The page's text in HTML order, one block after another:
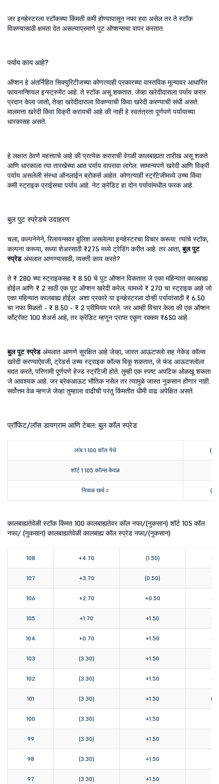
जर इन्व्हेस्टरला स्टॉकच्या किंमती कमी होण्यापासून नफा हवा असेल तर ते स्टॉक
विकण्यासाठी क्षमता देत असल्याप्रमाणे पुट ऑप्शन्सचा वापर करतात.
पर्याय काय आहे?
ऑप्शन हे अंतर्निहित सिक्युरिटीजच्या कोणत्याही प्रकारच्या वास्तविक मूल्यावर आधारित
फायनान्शियल इन्स्ट्रुमेंट आहे. ते स्टॉक असू शकतात. जेव्हा खरेदीदाराला पर्याय करार
प्रदान केला जातो, तेव्हा खरेदीदाराला विकण्याची किंवा खरेदी करण्याची संधी असते.
मालमत्ता खरेदी किंवा विक्री करायची आहे की नाही हे स्वतंत्रता पूर्णपणे पर्यायाच्या
धारकासह असते.
हे लक्षात ठेवणे महत्त्वाचे आहे की प्रत्येक कराराची वेगळी कालबाह्यता तारीख असू शकते
आणि धारकाला त्या तारखेच्या आत पर्याय वापरावा लागेल. सामान्यपणे खरेदी आणि विक्री
पर्याय असलेली संस्था ऑनलाईन ब्रोकर्स आहेत. कोणत्याही स्ट्रॅटेजीमध्ये उच्च किंवा
कमी स्ट्राइक प्राईसचा पर्याय आहे. नेट क्रेडिट हा दोन पर्यायांमधील फरक आहे.
बुल पुट स्प्रेडचे उदाहरण
चला, कल्पनेनेने, रिलायन्सवर बुलिश असलेल्या इन्व्हेस्टरचा विचार करूया. त्यांचे स्टॉक,
कल्पना करूया, सध्या शेअरसाठी ₹275 मध्ये ट्रेडिंग करीत आहे. तर आता,बुल पुट
स्प्रेडअंमलात आणण्यासाठी, व्यक्ती काय करते?
ते ₹ 280 च्या स्ट्राइकसह ₹ 8.50 चे पुट ऑप्शन विकतात जे एका महिन्यात कालबाह्य
होईल आणि ₹ 2 साठी एक पुट ऑप्शन खरेदी करेल; यामध्ये ₹ 270 चा स्ट्राइक आहे जो
एका महिन्यात कालबाह्य होईल. अशा प्रकारे या इन्व्हेस्टरला दोन्ही पर्यायांसाठी ₹ 6.50
चा नफा मिळतो - ₹ 8.50 - ₹ 2 प्रीमियम भरले. जर आम्ही विचार केला की एक ऑप्शन
काँट्रॅक्ट 100 शेअर्स आहे, तर क्रेडिट म्हणून प्राप्त एकूण रक्कम ₹650 आहे.
बुल पुट स्प्रेडअंमलात आणणे सुरक्षित आहे जेव्हा, जास्त आऊटफ्लो सह नेकेड कॉल्स
खरेदी करण्याऐवजी, ट्रेडर्स उच्च स्ट्राइक कॉल्स विकू शकतात, जे फंड आऊटफ्लोला
मदत करते, परिणामी पूर्णपणे हेज्ड स्ट्रॅटेजी होते. तुम्ही एक स्पष्ट अपटिक ओळखू शकता
जे आवश्यक आहे. जर ब्रेकआऊट भौतिक नसेल तर त्यामुळे जास्त नुकसान होणार नाही.
सर्वोत्तम वेळ म्हणजे जेव्हा तुम्हाला वाढीची परंतु किंमतीत धीमी वाढ अपेक्षित असते.
प्रॉफिट/लॉस डायग्राम आणि टेबल: बुल कॉल स्प्रेड
लांब 1 100 कॉल येथे
शॉर्ट 1 105 कॉल्स केवळ
निव्वळ खर्च =
कालबाह्यतेवेळी स्टॉक किंमत 100 कालबाह्यतेवर कॉल नफा/(नुकसान) शॉर्ट 105 कॉल
नफा/ (नुकसान) कालबाह्यतेवेळी कालबाह्य कॉल स्प्रेड नफा/(नुकसान)
108 +4.70 (1.50)
107 +3.70 (0.50)
106 +2.70 +0.50
105 +1.70 +1.50
104 +0.70 +1.50
103 (3.30) +1.50
102 (3.30) +1.50
101 (3.30) +1.50
100 (3.30) +1.50
99 (3.30) +1.50
98 (3.30) +1.50
97 (3.30) +1.50